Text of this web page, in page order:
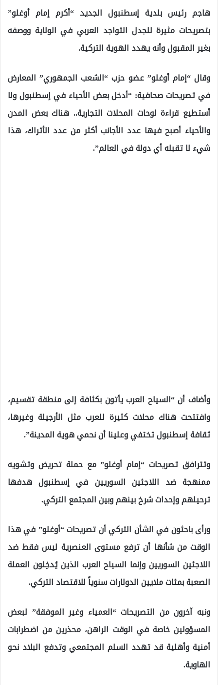
هاجم رئيس بلدية إسطنبول الجديد “أكرم إمام أوغلو”
بتصريحات مثيرة للجدل التواجد العربي في الولاية ووصفه
بغير المقبول وأنه يهدد الهوية التركية.
وقال “إمام أوغلو” عضو حزب “الشعب الجمهوري” المعارض
في تصريحات صحافية: “أدخل بعض الأحياء في إسطنبول ولا
أستطيع قراءة لوحات المحلات التجارية.. هناك بعض المدن
والأحياء أصبح فيها عدد الأجانب أكثر من عدد الأتراك، هذا
شيء لا تقبله أي دولة في العالم”.
وأضاف أن “السياح العرب يأتون بكثافة إلى منطقة تقسيم،
وافتتحت هناك محلات كثيرة للعرب مثل الأرجيلة وغيرها،
ثقافة إسطنبول تختفي وعلينا أن نحمي هوية المدينة”.
وتترافق تصريحات “إمام أوغلو” مع حملة تحريض وتشويه
ممنهجة ضد اللاجئين السوريين في إسطنبول هدفها
ترحيلهم وإحداث شرخ بينهم وبين المجتمع التركي.
ورأى باحثون في الشأن التركي أن تصريحات “أوغلو” في هذا
الوقت من شأنها أن ترفع مستوى العنصرية ليس فقط ضد
اللاجئين السوريين وإنما السياح العرب الذين يُدخِلون العملة
الصعبة بمئات ملايين الدولارات سنوياً للاقتصاد التركي.
ونبه آخرون من التصريحات “العمياء وغير الموفقة” لبعض
المسؤولين خاصة في الوقت الراهن، محذرين من اضطرابات
أمنية وأهلية قد تهدد السلم المجتمعي وتدفع البلاد نحو
الهاوية.